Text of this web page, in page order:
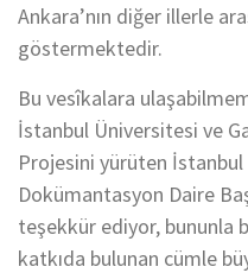
Ankara’nın diğer illerle
göstermektedir.
Bu vesîkalara
İstanbul Üniversitesi ve
Projesini yürüten
Dokümantasyon Daire
teşekkür ediyor, bununla
katkıda bulunan cümle